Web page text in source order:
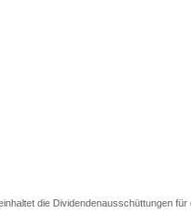
die Dividendenausschüttungen